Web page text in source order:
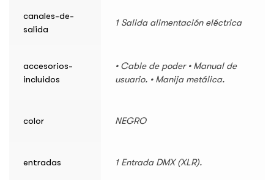
canales-de-
salida
1 Salida alimentación eléctrica
accesorios-
incluidos
• Cable de poder • Manual de
usuario. • Manija metálica.
color NEGRO
entradas 1 Entrada DMX (XLR).